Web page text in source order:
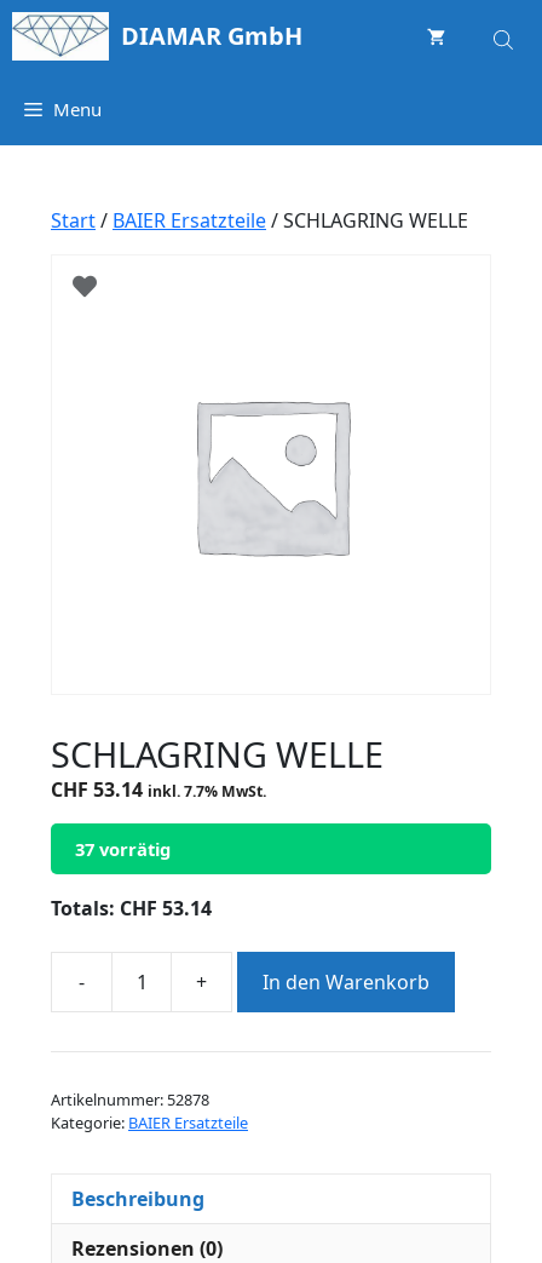
Springe
zum
DIAMAR GmbH
Menu
Start/ BAIER Ersatzteile/ SCHLAGRING WELLE
SCHLAGRING WELLE
CHF 53.14 inkl. 7.7% MwSt.
37 vorrätig
Totals: CHF 53.14
-
SCHLAGRING
Menge
+ In den Warenkorb
Artikelnummer: 52878
Kategorie: BAIER Ersatzteile
Beschreibung
Rezensionen (0)